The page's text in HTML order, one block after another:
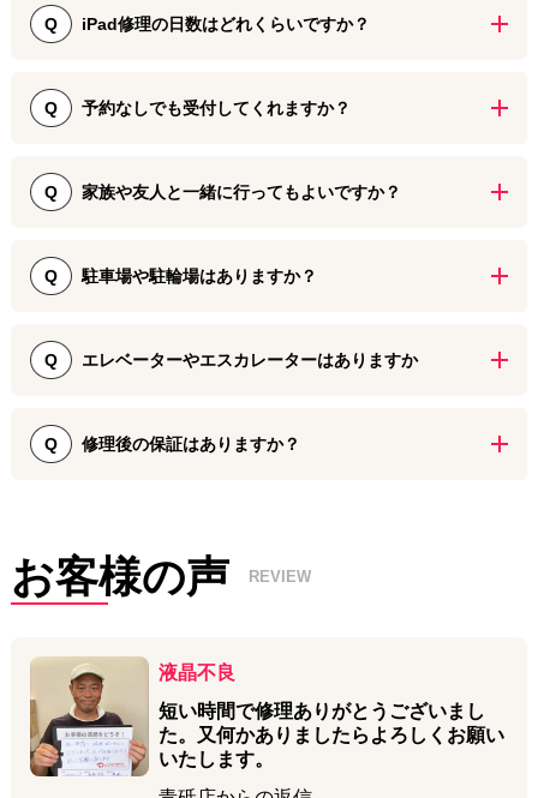
です。
Q iPad修理の日数はどれくらいですか？
っております。詳しくは店舗スタッフにお問い合わせください。
Q 予約なしでも受付してくれますか？
客様を優先的に対応させていただきますため、状況によっては長く
お待たせする可能性がございます。前日までにWEBでの予約か、当
ーズです。前日までにご予約いただくと早割適用で修理料金がお安
くなり、大変お得です。
Q 家族や友人と一緒に行ってもよいですか？
ッフ以外にお一人様しか入室いただけません。大変申し訳ありませ
んが、ご依頼されるお一人のみでご来店をお願いいたします。
Q 駐車場や駐輪場はありますか？
ん。公共交通機関と徒歩でご来店ください。
Q エレベーターやエスカレーターはありますか
２階へは階段のみで昇降いただけます。階段利用が難しい場合に
は、iPhoneとそのパスコードをご家族等信頼できる方に託す形か、
Q 修理後の保証はありますか？
体制をご用意しております。
お客様の声 REVIEW
液晶不良
短い時間で修理ありがとうございまし
た。又何かありましたらよろしくお願い
いたします。